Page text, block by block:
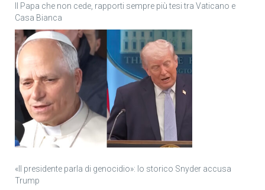
Il Papa che non cede, rapporti sempre più tesi tra Vaticano e
Casa Bianca
«Il presidente parla di genocidio»: lo storico Snyder accusa
Trump